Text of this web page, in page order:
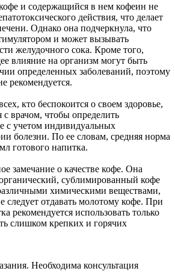
и содержащийся в нем кофеин не
действия, что делает
Однако она подчеркнула, что
и может вызывать
желудочного сока. Кроме того,
влияние на организм могут быть
определенных заболеваний, поэтому
рекомендуется.
кто беспокоится о своем здоровье,
с врачом, чтобы определить
с учетом индивидуальных
болезни. По ее словам, средняя норма
готового напитка.
замечание о качестве кофе. Она
сублимированный кофе
химическими веществами,
следует отдавать молотому кофе. При
рекомендуется использовать только
слишком крепких и горячих
Необходима консультация